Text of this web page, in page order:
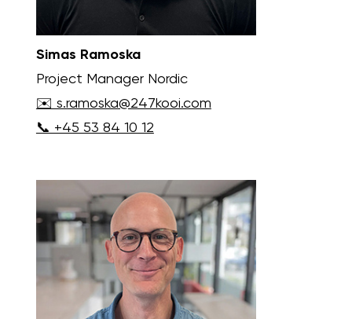
Simas Ramoska
Project Manager Nordic
✉️ s.ramoska@247kooi.com
📞 +45 53 84 10 12